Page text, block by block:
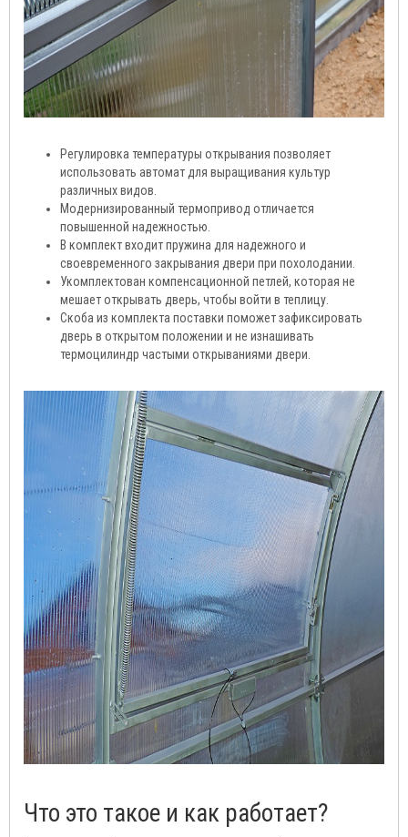
Регулировка температуры открывания позволяет
использовать автомат для выращивания культур
различных видов.
Модернизированный термопривод отличается
повышенной надежностью.
В комплект входит пружина для надежного и
своевременного закрывания двери при похолодании.
Укомплектован компенсационной петлей, которая не
мешает открывать дверь, чтобы войти в теплицу.
Скоба из комплекта поставки поможет зафиксировать
дверь в открытом положении и не изнашивать
термоцилиндр частыми открываниями двери.
Что это такое и как работает?